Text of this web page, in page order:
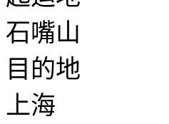
石嘴山
目的地
上海